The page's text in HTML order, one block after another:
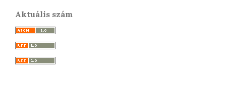
Aktuális szám